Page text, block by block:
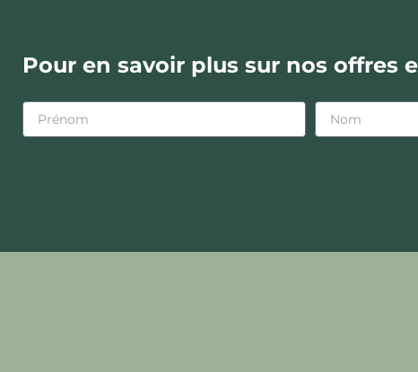
Pour en savoir plus sur nos offres